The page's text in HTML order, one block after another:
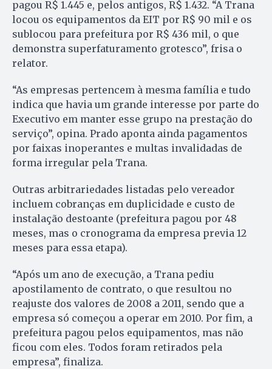
pagou R$ 1.445 e, pelos antigos, R$ 1.432. “A Trana
locou os equipamentos da EIT por R$ 90 mil e os
sublocou para prefeitura por R$ 436 mil, o que
demonstra superfaturamento grotesco”, frisa o
relator.
“As empresas pertencem à mesma família e tudo
indica que havia um grande interesse por parte do
Executivo em manter esse grupo na prestação do
serviço”, opina. Prado aponta ainda pagamentos
por faixas inoperantes e multas invalidadas de
forma irregular pela Trana.
Outras arbitrariedades listadas pelo vereador
incluem cobranças em duplicidade e custo de
instalação destoante (prefeitura pagou por 48
meses, mas o cronograma da empresa previa 12
meses para essa etapa).
“Após um ano de execução, a Trana pediu
apostilamento de contrato, o que resultou no
reajuste dos valores de 2008 a 2011, sendo que a
empresa só começou a operar em 2010. Por fim, a
prefeitura pagou pelos equipamentos, mas não
ficou com eles. Todos foram retirados pela
empresa”, finaliza.